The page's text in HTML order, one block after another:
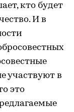
кто будет
И в
участвуют в
это